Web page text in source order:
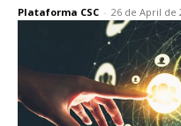
Plataforma CSC - 26 de April de